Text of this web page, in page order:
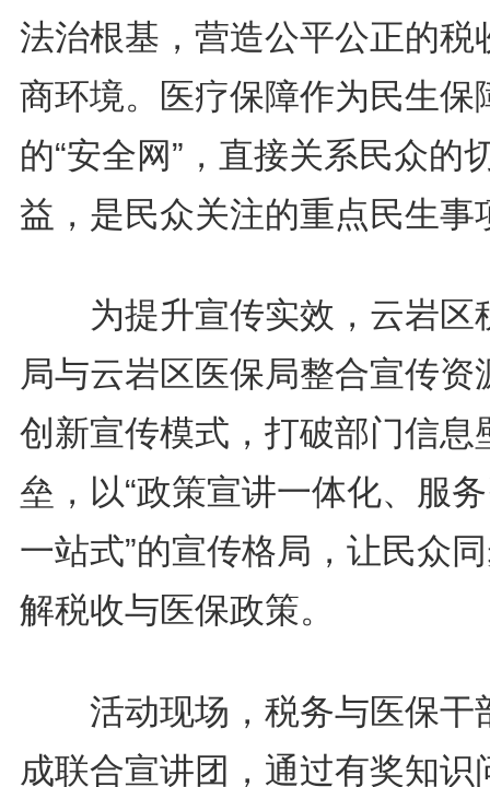
法治根基，营造公平公正的税
商环境。医疗保障作为民生保
的“安全网”，直接关系民众的
益，是民众关注的重点民生事
为提升宣传实效，云岩区
局与云岩区医保局整合宣传资
创新宣传模式，打破部门信息
垒，以“政策宣讲一体化、服
一站式”的宣传格局，让民众
解税收与医保政策。
活动现场，税务与医保干
成联合宣讲团，通过有奖知识